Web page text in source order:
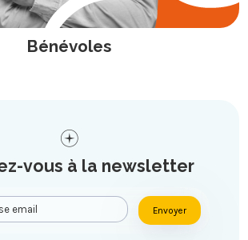
Bénévoles
vous à la newsletter
Envoyer